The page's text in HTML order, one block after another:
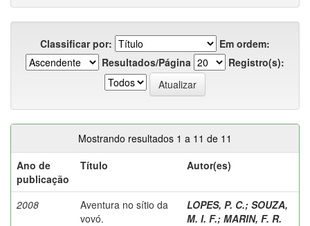
Classificar por:
Em ordem:
Resultados/Página
Registro(s):
Mostrando resultados 1 a 11 de 11
Ano de
publicação
Título Autor(es)
2008
Aventura no sítio da
vovó.
LOPES, P. C.; SOUZA,
M. I. F.; MARIN, F. R.